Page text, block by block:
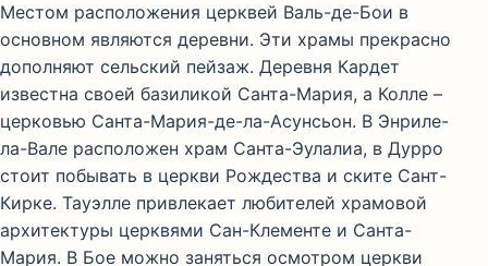
Местом расположения церквей Валь-де-Бои в
основном являются деревни. Эти храмы прекрасно
дополняют сельский пейзаж. Деревня Кардет
известна своей базиликой Санта-Мария, а Колле –
церковью Санта-Мария-де-ла-Асунсьон. В Энриле-
ла-Вале расположен храм Санта-Эулалиа, в Дурро
стоит побывать в церкви Рождества и ските Сант-
Кирке. Тауэлле привлекает любителей храмовой
архитектуры церквями Сан-Клементе и Санта-
Мария. В Бое можно заняться осмотром церкви